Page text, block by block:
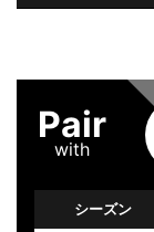
Pair
with
シーズン